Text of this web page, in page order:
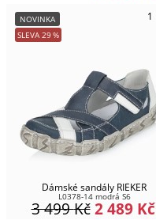
NOVINKA
SLEVA 29%
Dámské sandály RIEKER
L0378-14 modrá S6
2 489 Kč
3 499Kč